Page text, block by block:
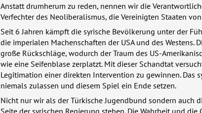
Anstatt drumherum zu reden, nennen wir die
Verfechter des Neoliberalismus, die Vereinigten Staaten
Seit 6 Jahren kämpft die syrische Bevölkerung unter der
die imperialen Machenschaften der USAund des Westens.
große Rückschläge, wodurch der Traum des US-
wie eine Seifenblase zerplatzt. Mit dieser Schandtat
Legitimation einer direkten Intervention zu gewinnen. Das
niemals zulassen und diesem Spiel ein Ende setzen.
Nicht nur wir als der Türkische Jugendbund sondern auch
Seite der syrischen Regierung stehen. Die Wahrheit und